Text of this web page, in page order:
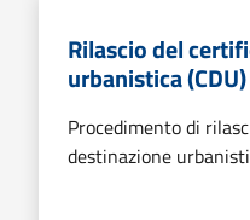
Rilascio del
urbanistica (CDU)
Procedimento di
destinazione